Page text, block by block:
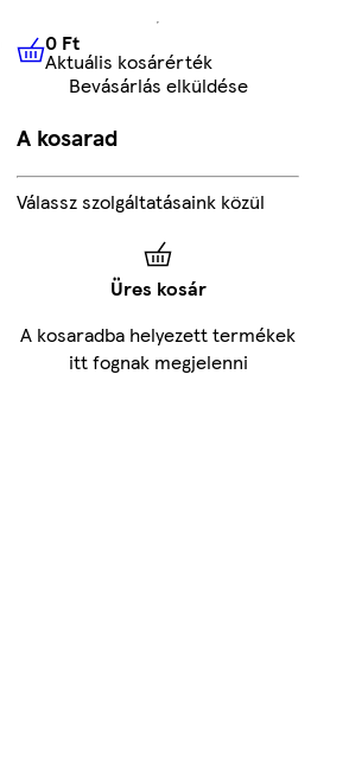
0 FtAktuális kosárérték
0 Ft
Aktuális kosárérték
Bevásárlás elküldése
A kosarad
Válassz szolgáltatásaink közül
Üres kosár
A kosaradba helyezett termékek
itt fognak megjelenni